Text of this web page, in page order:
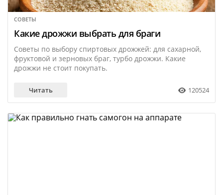
СОВЕТЫ
Какие дрожжи выбрать для браги
Советы по выбору спиртовых дрожжей: для сахарной,
фруктовой и зерновых браг, турбо дрожжи. Какие
дрожжи не стоит покупать.
Читать 120524